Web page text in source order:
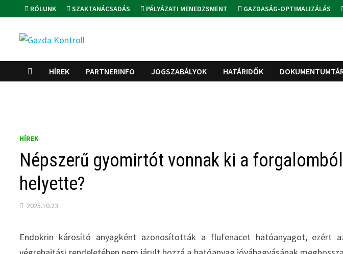
to
content
RÓLUNK SZAKTANÁCSADÁS PÁLYÁZATI MENEDZSMENT GAZDASÁG-OPTIMALIZÁLÁS
HÍREK PARTNERINFO JOGSZABÁLYOK HATÁRIDŐK
HÍREK
Népszerű gyomirtót vonnak ki a
helyette?
2025.10.23.
Endokrin károsító anyagként azonosították a flufenacet hatóanyagot, ezért